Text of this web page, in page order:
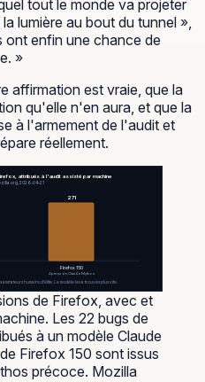
tout le monde va projeter
lumière au bout du tunnel »,
ont enfin une chance de
»
affirmation est vraie, que la
qu'elle n'en aura, et que la
à l'armement de l'audit et
réellement.
attribués à l'audit assisté par machine
2026-04-21
271
Firefox 150
Aperçu de Claude Mythos
humains d'élite. Le modèle les a trouvés plus vite.
de Firefox, avec et
Les 22 bugs de
à un modèle Claude
Firefox 150 sont issus
précoce. Mozilla